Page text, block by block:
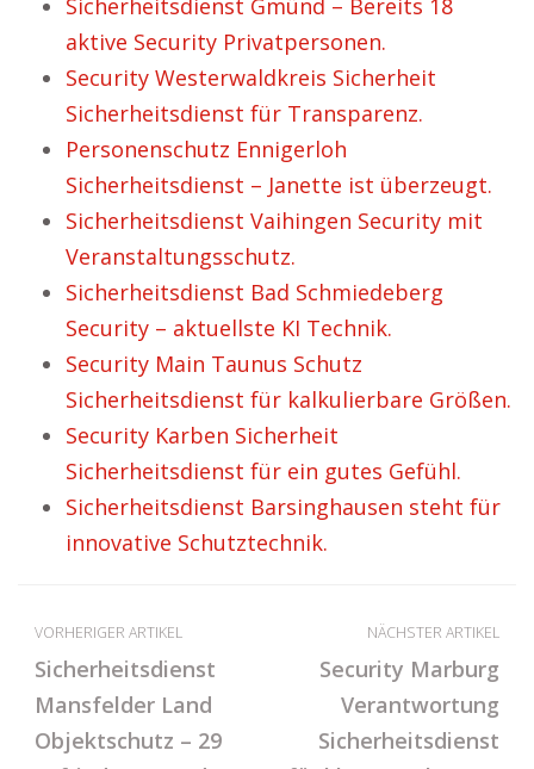
Sicherheitsdienst Gmünd – Bereits 18
aktive Security Privatpersonen.
Security Westerwaldkreis Sicherheit
Sicherheitsdienst für Transparenz.
Personenschutz Ennigerloh
Sicherheitsdienst – Janette ist überzeugt.
Sicherheitsdienst Vaihingen Security mit
Veranstaltungsschutz.
Sicherheitsdienst Bad Schmiedeberg
Security – aktuellste KI Technik.
Security Main Taunus Schutz
Sicherheitsdienst für kalkulierbare Größen.
Security Karben Sicherheit
Sicherheitsdienst für ein gutes Gefühl.
Sicherheitsdienst Barsinghausen steht für
innovative Schutztechnik.
VORHERIGER ARTIKEL
Sicherheitsdienst
Mansfelder Land
Objektschutz – 29
NÄCHSTER ARTIKEL
Security Marburg
Verantwortung
Sicherheitsdienst